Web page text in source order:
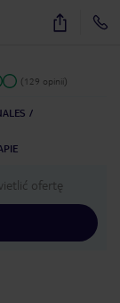
12
(129 opinii)
ofertę